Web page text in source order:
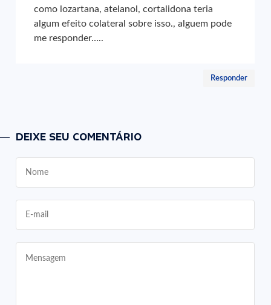
como lozartana, atelanol, cortalidona teria
algum efeito colateral sobre isso., alguem pode
me responder…..
Responder
DEIXE SEU COMENTÁRIO